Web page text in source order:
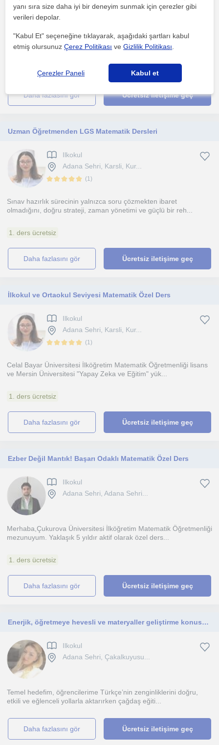
Ilkokul
matematik özel ders veriyorum. Derslerimde ögrencini...
daha fazlasını gör Ücretsiz iletişime geç
Uzman Öğretmenden LGS Matematik Dersleri
Ilkokul
Adana Sehri, Karsli, Kur...
(1)
Sınav hazırlık sürecinin yalnızca soru çözmekten ibaret
olmadığını, doğru strateji, zaman yönetimi ve güçlü bir reh...
1. ders ücretsiz
daha fazlasını gör Ücretsiz iletişime geç
İlkokul ve Ortaokul Seviyesi Matematik Özel Ders
Ilkokul
Adana Sehri, Karsli, Kur...
(1)
Celal Bayar Üniversitesi İlköğretim Matematik Öğretmenliği lisans
ve Mersin Üniversitesi "Yapay Zeka ve Eğitim" yük...
1. ders ücretsiz
daha fazlasını gör Ücretsiz iletişime geç
Ezber Değil Mantık! Başarı Odaklı Matematik Özel Ders
Ilkokul
Adana Sehri, Adana Sehri...
Merhaba,Çukurova Üniversitesi İlköğretim Matematik Öğretmenliği
mezunuyum. Yaklaşık 5 yıldır aktif olarak özel ders...
1. ders ücretsiz
daha fazlasını gör Ücretsiz iletişime geç
Enerjik, öğretmeye hevesli ve materyaller geliştirme konusunda meraklı yapım sayesinde ortaokul öğrencilerine faydalı olmalıyım.
Ilkokul
Adana Sehri, Çakalkuyusu...
Temel hedefim, öğrencilerime Türkçe’nin zenginliklerini doğru,
etkili ve eğlenceli yollarla aktarırken çağdaş eğiti...
daha fazlasını gör Ücretsiz iletişime geç
yanı sıra size daha iyi bir deneyim sunmak için çerezler gibi
verileri depolar.
"Kabul Et" seçeneğine tıklayarak, aşağıdaki şartları kabul
etmiş olursunuzÇerez Politikası veGizlilik Politikası
Çerezler Paneli Kabul et